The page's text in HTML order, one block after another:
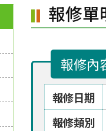
報修單
報修內
報修日期
報修類別